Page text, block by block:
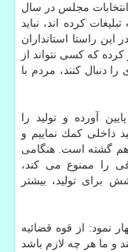
انتخابات مجلس در سال
كرده اند، نباید
این راستا استانداران
كرده كه كسی نتواند از
دنبال كنند، مردم با
آورده و تولید را
داخلی كمك نماییم و
گشته است. هنگامی
را ممنوع می كند،
برای تولید، بیشتر
نمود: از قوه قضائیه
و ما هر چه لازم باشد